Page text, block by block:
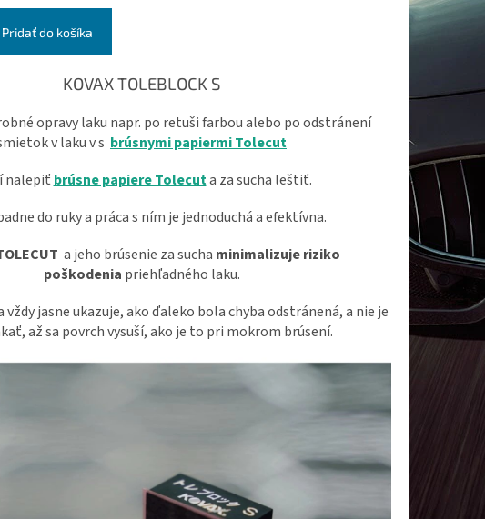
Pridať do košíka
KOVAX TOLEBLOCK S
opravy laku napr. po retuši farbou alebo po odstránení
v laku v s brúsnymi papiermi Tolecut
nalepiťbrúsne papiere Tolecuta za sucha leštiť.
do ruky a práca s ním je jednoduchá a efektívna.
a jeho brúsenie za sucha minimalizuje riziko
poškodenia priehľadného laku.
vždy jasne ukazuje, ako ďaleko bola chyba odstránená, a nie je
až sa povrch vysuší, ako je to pri mokrom brúsení.